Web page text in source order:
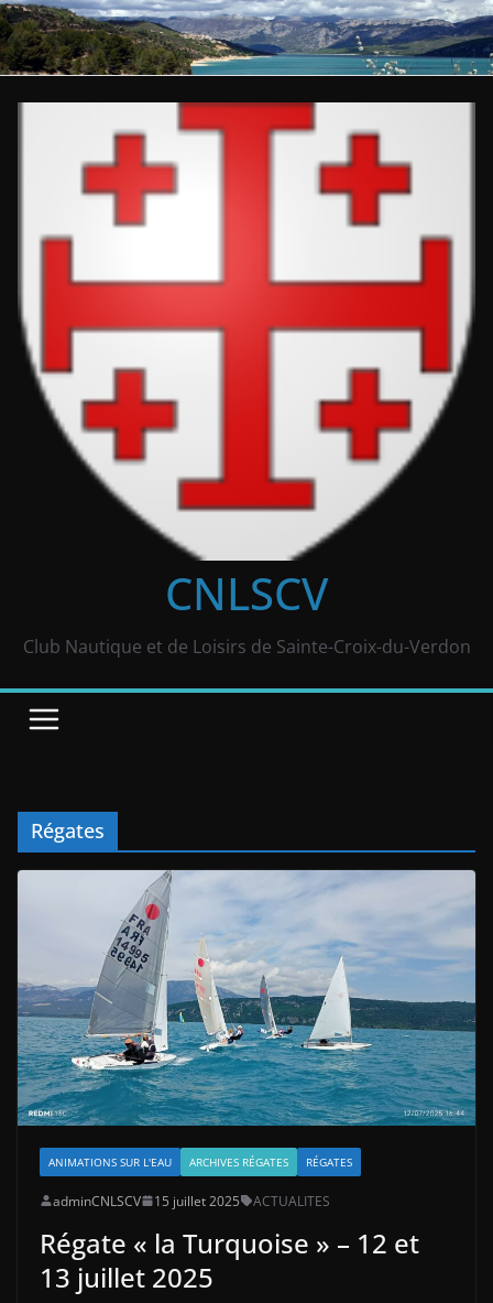
CNLSCV
Club Nautique et de Loisirs de Sainte-Croix-du-Verdon
Régates
ANIMATIONS SUR L'EAU ARCHIVES RÉGATES RÉGATES
adminCNLSCV 15 juillet 2025 ACTUALITES
Régate « la Turquoise » – 12 et
13 juillet 2025